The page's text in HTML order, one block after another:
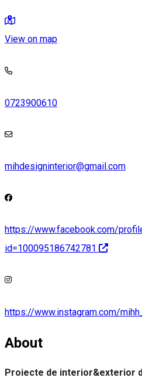
View on map
0723900610
mihdesigninterior@gmail.com
https://www.facebook.com/
id=100095186742781
https://www.instagram.com/
About
Proiecte de interior&exterior